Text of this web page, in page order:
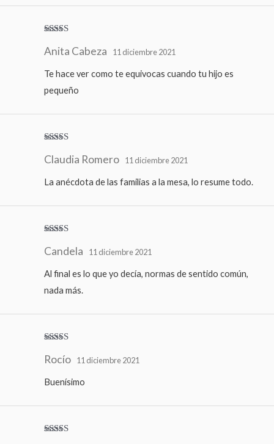
con5de 5
Anita Cabeza 11 diciembre 2021
Te hace ver como te equivocas cuando tu hijo es
pequeño
con5de 5
Claudia Romero 11 diciembre 2021
La anécdota de las familias a la mesa, lo resume todo.
do con
Candela 11 diciembre 2021
Al final es lo que yo decía, normas de sentido común,
nada más.
con5de 5
Rocío 11 diciembre 2021
Buenísimo